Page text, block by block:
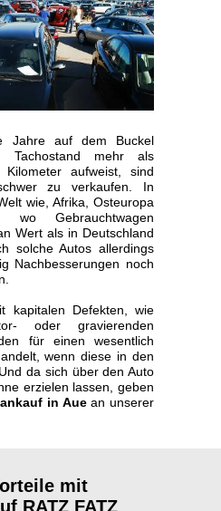
Jahre auf dem Buckel
Tachostand mehr als
aufweist, sind
zu verkaufen. In
wie, Afrika, Osteuropa
wo Gebrauchtwagen
Wert als in Deutschland
solche Autos allerdings
Nachbesserungen noch
kapitalen Defekten, wie
oder gravierenden
für einen wesentlich
wenn diese in den
da sich über den Auto
erzielen lassen, geben
in Auean unserer
mit
RATZ FATZ